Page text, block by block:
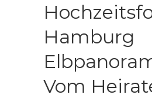
Hamburg
Vom